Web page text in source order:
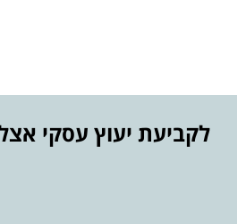
לקביעת יעוץ עסקי אצל